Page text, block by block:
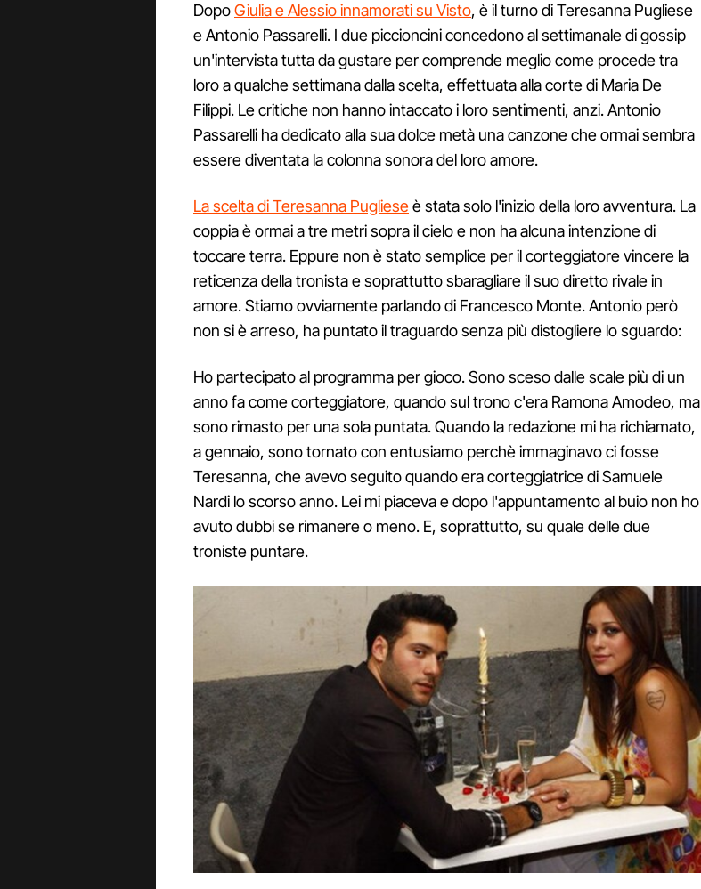
DopoGiulia e Alessio innamorati su Visto, è il turno di Teresanna Pugliese
e Antonio Passarelli. I due piccioncini concedono al settimanale di gossip
un'intervista tutta da gustare per comprende meglio come procede tra
loro a qualche settimana dalla scelta, effettuata alla corte di Maria De
Filippi. Le critiche non hanno intaccato i loro sentimenti, anzi. Antonio
Passarelli ha dedicato alla sua dolce metà una canzone che ormai sembra
essere diventata la colonna sonora del loro amore.
La scelta di Teresanna Puglieseè stata solo l'inizio della loro avventura. La
coppia è ormai a tre metri sopra il cielo e non ha alcuna intenzione di
toccare terra. Eppure non è stato semplice per il corteggiatore vincere la
reticenza della tronista e soprattutto sbaragliare il suo diretto rivale in
amore. Stiamo ovviamente parlando di Francesco Monte. Antonio però
non si è arreso, ha puntato il traguardo senza più distogliere lo sguardo:
Ho partecipato al programma per gioco. Sono sceso dalle scale più di un
anno fa come corteggiatore, quando sul trono c'era Ramona Amodeo, ma
sono rimasto per una sola puntata. Quando la redazione mi ha richiamato,
a gennaio, sono tornato con entusiamo perchè immaginavo ci fosse
Teresanna, che avevo seguito quando era corteggiatrice di Samuele
Nardi lo scorso anno. Lei mi piaceva e dopo l'appuntamento al buio non ho
avuto dubbi se rimanere o meno. E, soprattutto, su quale delle due
troniste puntare.